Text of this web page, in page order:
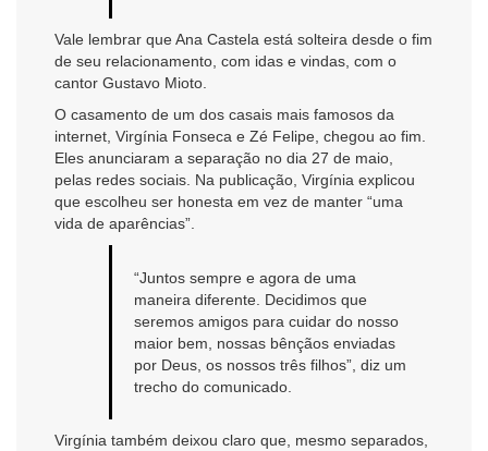
Vale lembrar que Ana Castela está solteira desde o fim
de seu relacionamento, com idas e vindas, com o
cantor Gustavo Mioto.
O casamento de um dos casais mais famosos da
internet, Virgínia Fonseca e Zé Felipe, chegou ao fim.
Eles anunciaram a separação no dia 27 de maio,
pelas redes sociais. Na publicação, Virgínia explicou
que escolheu ser honesta em vez de manter “uma
vida de aparências”.
“Juntos sempre e agora de uma
maneira diferente. Decidimos que
seremos amigos para cuidar do nosso
maior bem, nossas bênçãos enviadas
por Deus, os nossos três filhos”, diz um
trecho do comunicado.
Virgínia também deixou claro que, mesmo separados,